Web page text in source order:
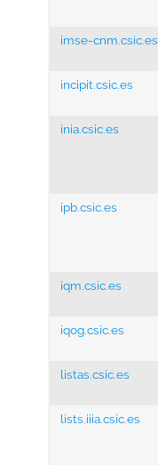
imse-cnm.csic.es
incipit.csic.es
inia.csic.es
ipb.csic.es
iqm.csic.es
iqog.csic.es
listas.csic.es
lists.iiia.csic.es